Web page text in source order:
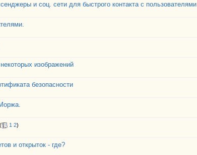
и соц. сети для быстрого контакта с пользователями
изображений
безопасности
( 1 2)
и открыток - где?